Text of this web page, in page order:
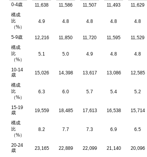
0-4歳 11,638 11,586 11,507 11,493 11,629
構成
比
（%）
4.9 4.8 4.8 4.8 4.8
5-9歳 12,216 11,850 11,720 11,595 11,529
構成
比
（%）
5.1 5.0 4.9 4.8 4.8
10-14
歳
15,026 14,398 13,617 13,086 12,585
構成
比
（%）
6.3 6.0 5.7 5.4 5.2
15-19
歳
19,559 18,485 17,613 16,538 15,714
構成
比
（%）
8.2 7.7 7.3 6.9 6.5
20-24
歳
23,165 22,889 22,099 21,140 20,096